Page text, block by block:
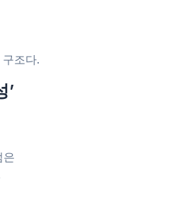
조다.
’
은